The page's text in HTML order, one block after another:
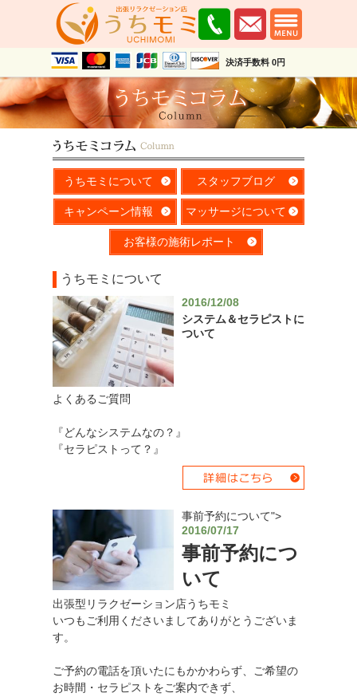
決済手数料 0円
うちモミについて スタッフブログ
キャンペーン情報 マッサージについて
お客様の施術レポート
うちモミについて
2016/12/08
システム＆セラピストに
ついて
よくあるご質問
『どんなシステムなの？』
『セラピストって？』
事前予約について">
2016/07/17
事前予約につ
いて
出張型リラクゼーション店うちモミ
いつもご利用くださいましてありがとうございま
す。
ご予約の電話を頂いたにもかかわらず、ご希望の
お時間・セラピストをご案内できず、